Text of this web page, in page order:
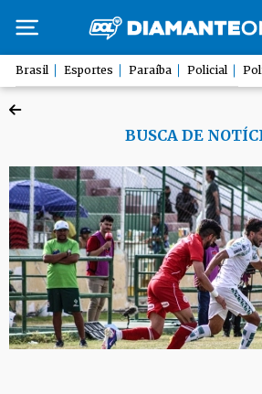
Brasil Esportes Paraíba Policial
BUSCA DE